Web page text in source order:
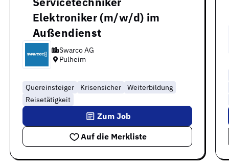
Elektroniker (m/w/d) im
Außendienst
Swarco AG
Pulheim
Quereinsteiger Krisensicher
Weiterbildung
Reisetätigkeit
Auf die Merkliste
Zum Job